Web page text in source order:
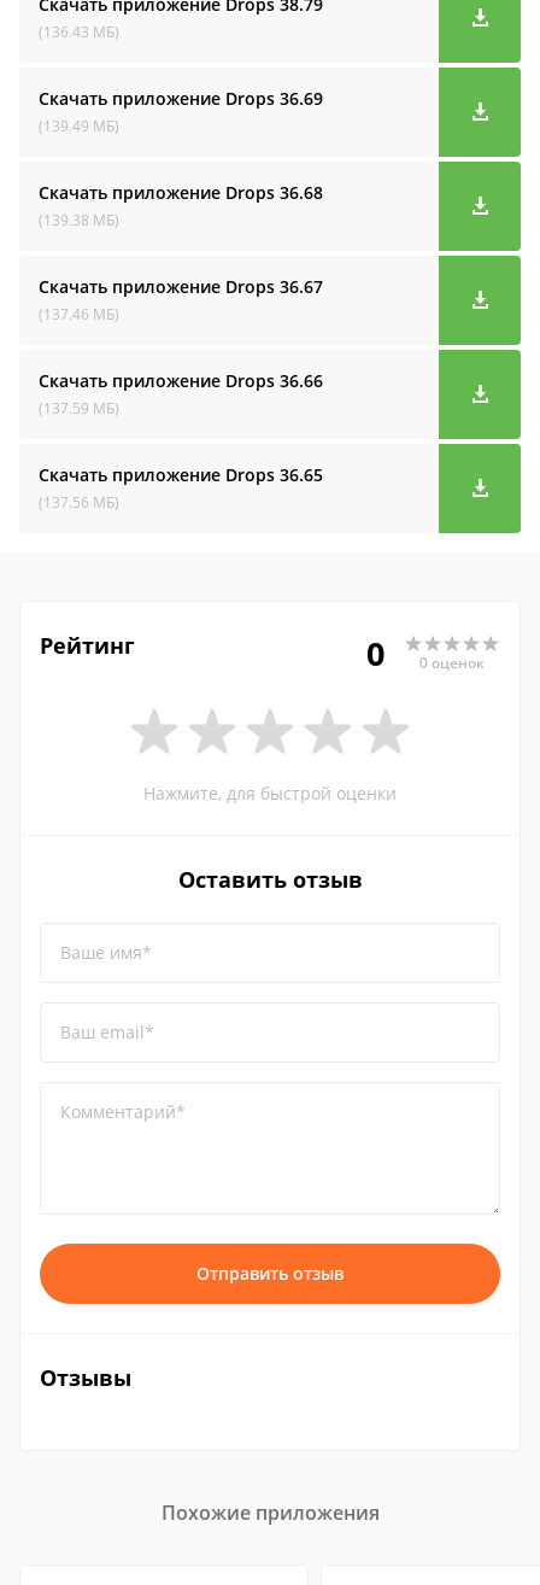
(136.43 МБ)
Скачать приложение Drops 36.69
(139.49 МБ)
Скачать приложение Drops 36.68
(139.38 МБ)
Скачать приложение Drops 36.67
(137.46 МБ)
Скачать приложение Drops 36.66
(137.59 МБ)
Скачать приложение Drops 36.65
(137.56 МБ)
Рейтинг 0 0 оценок
Нажмите, для быстрой оценки
Оставить отзыв
Ваше имя*
Ваш email*
Комментарий*
Отправить отзыв
Отзывы
Похожие приложения